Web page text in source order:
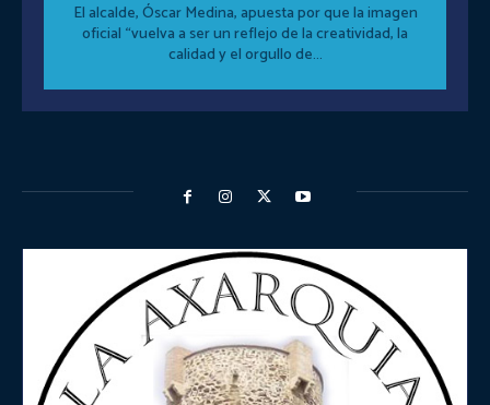
El alcalde, Óscar Medina, apuesta por que la imagen
oficial “vuelva a ser un reflejo de la creatividad, la
calidad y el orgullo de...